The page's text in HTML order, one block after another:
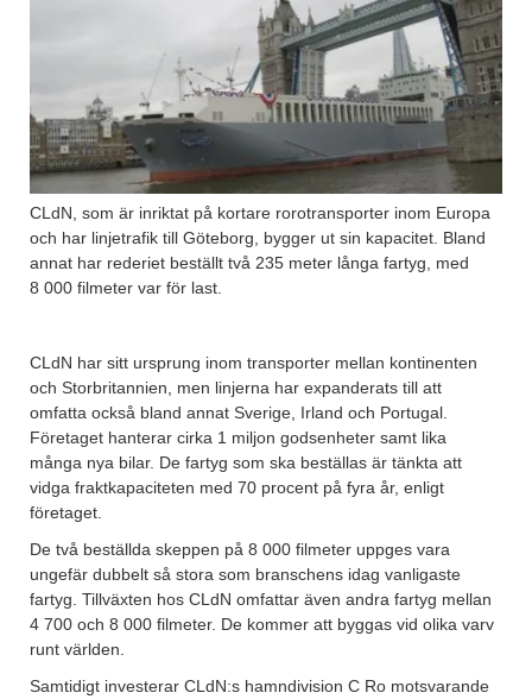
CLdN, som är inriktat på kortare rorotransporter inom Europa
och har linjetrafik till Göteborg, bygger ut sin kapacitet. Bland
annat har rederiet beställt två 235 meter långa fartyg, med
8 000 filmeter var för last.
CLdN har sitt ursprung inom transporter mellan kontinenten
och Storbritannien, men linjerna har expanderats till att
omfatta också bland annat Sverige, Irland och Portugal.
Företaget hanterar cirka 1 miljon godsenheter samt lika
många nya bilar. De fartyg som ska beställas är tänkta att
vidga fraktkapaciteten med 70 procent på fyra år, enligt
företaget.
De två beställda skeppen på 8 000 filmeter uppges vara
ungefär dubbelt så stora som branschens idag vanligaste
fartyg. Tillväxten hos CLdN omfattar även andra fartyg mellan
4 700 och 8 000 filmeter. De kommer att byggas vid olika varv
runt världen.
Samtidigt investerar CLdN:s hamndivision C Ro motsvarande